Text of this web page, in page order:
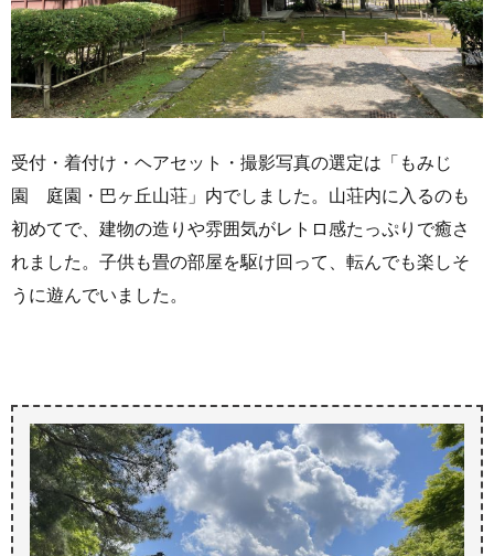
受付・着付け・ヘアセット・撮影写真の選定は「もみじ
園 庭園・巴ヶ丘山荘」内でしました。山荘内に入るのも
初めてで、建物の造りや雰囲気がレトロ感たっぷりで癒さ
れました。子供も畳の部屋を駆け回って、転んでも楽しそ
うに遊んでいました。